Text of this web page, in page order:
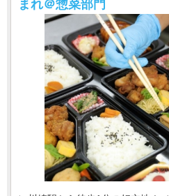
まれ＠惣菜部門